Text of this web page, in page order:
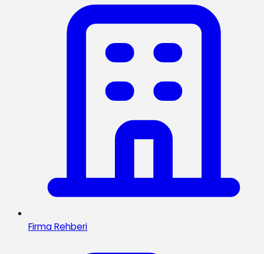
Firma Rehberi